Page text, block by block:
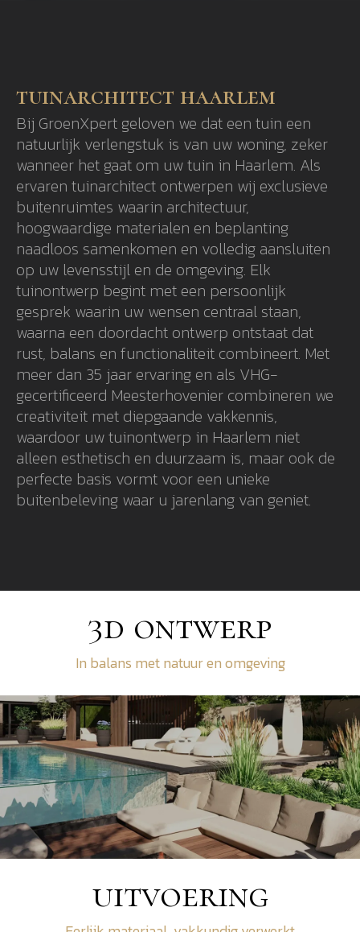
tuinarchitect haarlem
Bij GroenXpert geloven we dat een tuin een
natuurlijk verlengstuk is van uw woning, zeker
wanneer het gaat om uw tuin in Haarlem. Als
ervaren tuinarchitect ontwerpen wij exclusieve
buitenruimtes waarin architectuur,
hoogwaardige materialen en beplanting
naadloos samenkomen en volledig aansluiten
op uw levensstijl en de omgeving. Elk
tuinontwerp begint met een persoonlijk
gesprek waarin uw wensen centraal staan,
waarna een doordacht ontwerp ontstaat dat
rust, balans en functionaliteit combineert. Met
meer dan 35 jaar ervaring en als VHG-
gecertificeerd Meesterhovenier combineren we
creativiteit met diepgaande vakkennis,
waardoor uw tuinontwerp in Haarlem niet
alleen esthetisch en duurzaam is, maar ook de
perfecte basis vormt voor een unieke
buitenbeleving waar u jarenlang van geniet.
3d ontwerp
In balans met natuur en omgeving
uitvoering